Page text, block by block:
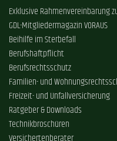
Exklusive Rahmenvereinbarung
GDL-Mitgliedermagazin VORAUS
Beihilfe im Sterbefall
Berufshaftpflicht
Berufsrechtsschutz
Familien- und
Freizeit- und Unfallversicherung
Ratgeber & Downloads
Technikbroschüren